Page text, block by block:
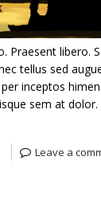
libero.
tellus sed
inceptos
sem at
Leave a